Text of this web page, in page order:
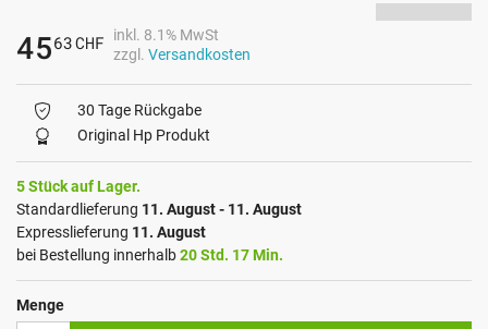
4563CHF
inkl. 8.1% MwSt
zzgl. Versandkosten
30 Tage Rückgabe
Original Hp Produkt
5 Stück auf Lager.
Standardlieferung 11. August - 11. August
Expresslieferung 11. August
bei Bestellung innerhalb20 Std. 17 Min.
Menge